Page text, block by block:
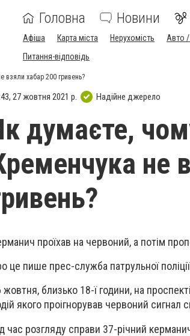
Головна Новини
Афіша Карта міста Нерухомість Авто
Питання-відповідь
взяли хабар 200 гривень?
27 жовтня 2021 р. Надійне джерело
думаєте,
не
проїхав на червоний, а потім
це пише прес-служба патрульної
жовтня, близько 18-ї години, на
якого проігнорував червоний сигнал
час розгляду справи 37-річний